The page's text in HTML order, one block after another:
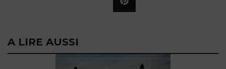
A LIRE AUSSI